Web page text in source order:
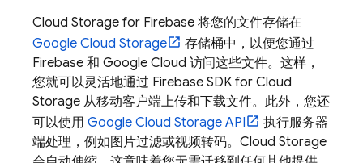
Cloud Storage for Firebase 将您的文件存储在
Google Cloud Storage
存储桶中，以便您通过
Firebase 和 Google Cloud 访问这些文件。这样，
您就可以灵活地通过 Firebase SDK for Cloud
Storage 从移动客户端上传和下载文件。此外，您还
可以使用 Google Cloud Storage API
执行服务器
端处理，例如图片过滤或视频转码。 Cloud Storage